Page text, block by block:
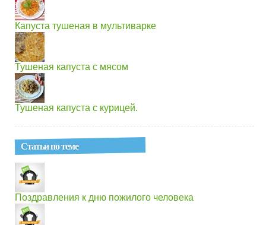
Капуста тушеная в мультиварке
Тушеная капуста с мясом
Тушеная капуста с курицей.
Статьи по теме
Поздравления к дню пожилого человека